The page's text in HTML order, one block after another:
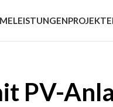
LEISTUNGENPROJEKTE
PV-